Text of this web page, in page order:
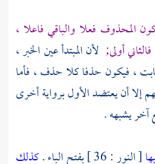
المحذوف فعلا والباقي فاعلا ،
أولى; لأن المبتدأ عين الخبر ،
، فيكون حذفا كلا حذف ، فأما
إلا أن يعتضد الأول برواية أخرى
يشبهه .
[ النور : 36 ] بفتح الباء .
كذلك